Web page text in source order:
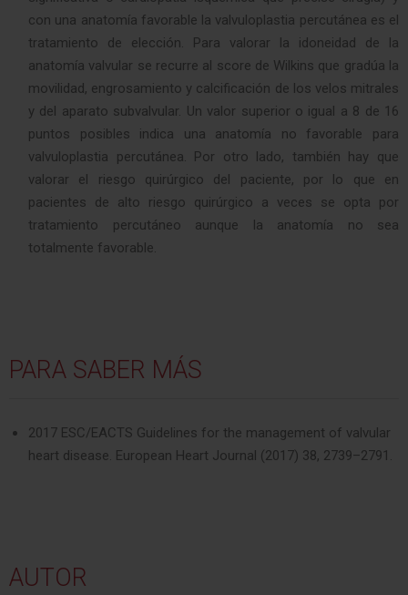
con una anatomía favorable la valvuloplastia percutánea es el
tratamiento de elección. Para valorar la idoneidad de la
anatomía valvular se recurre al score de Wilkins que gradúa la
movilidad, engrosamiento y calcificación de los velos mitrales
y del aparato subvalvular. Un valor superior o igual a 8 de 16
puntos posibles indica una anatomía no favorable para
valvuloplastia percutánea. Por otro lado, también hay que
valorar el riesgo quirúrgico del paciente, por lo que en
pacientes de alto riesgo quirúrgico a veces se opta por
tratamiento percutáneo aunque la anatomía no sea
totalmente favorable.
PARA SABER MÁS
2017 ESC/EACTS Guidelines for the management of valvular
heart disease. European Heart Journal (2017) 38, 2739–2791.
AUTOR